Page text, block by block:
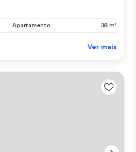
Apartamento 38 m²
Ver mais